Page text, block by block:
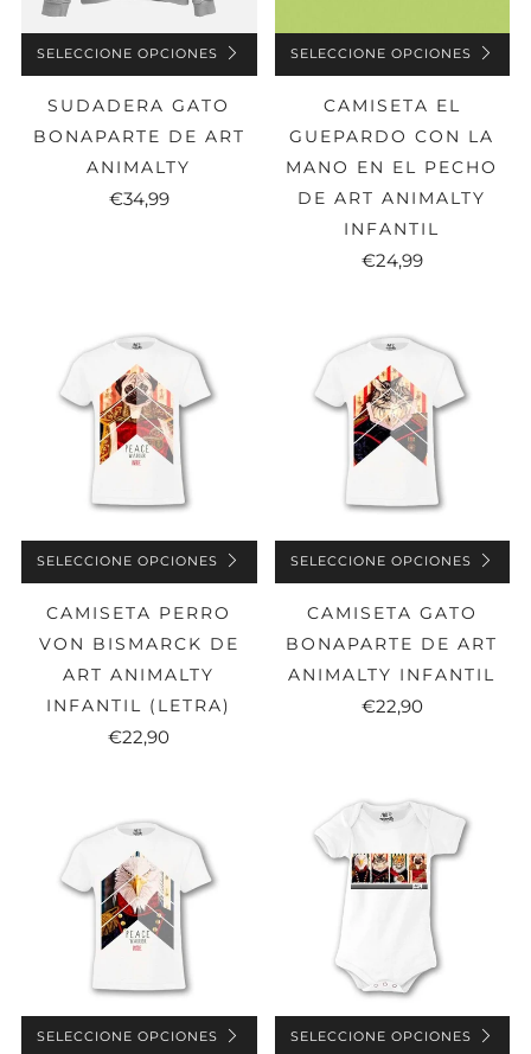
SELECCIONE OPCIONES
SUDADERA GATO
BONAPARTE DE ART
ANIMALTY
€34,99
SELECCIONE OPCIONES
CAMISETA EL
GUEPARDO CON LA
MANO EN EL PECHO
DE ART ANIMALTY
INFANTIL
€24,99
SELECCIONE OPCIONES
CAMISETA PERRO
VON BISMARCK DE
ART ANIMALTY
INFANTIL (LETRA)
€22,90
SELECCIONE OPCIONES
CAMISETA GATO
BONAPARTE DE ART
ANIMALTY INFANTIL
€22,90
SELECCIONE OPCIONES SELECCIONE OPCIONES